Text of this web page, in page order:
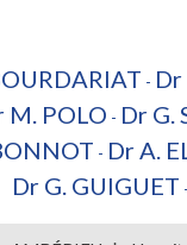
- Dr
M. POLO - Dr G.
- Dr A.
Dr G. GUIGUET -